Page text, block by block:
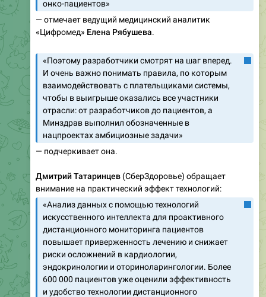
онко-пациентов»
— отмечает ведущий медицинский аналитик
«Цифромед» Елена Рябушева.
«Поэтому разработчики смотрят на шаг вперед.
И очень важно понимать правила, по которым
взаимодействовать с плательщиками системы,
чтобы в выигрыше оказались все участники
отрасли: от разработчиков до пациентов, а
Минздрав выполнил обозначенные в
нацпроектах амбициозные задачи»
— подчеркивает она.
Дмитрий Татаринцев (СберЗдоровье) обращает
внимание на практический эффект технологий:
«Анализ данных с помощью технологий
искусственного интеллекта для проактивного
дистанционного мониторинга пациентов
повышает приверженность лечению и снижает
риски осложнений в кардиологии,
эндокринологии и оториноларингологии. Более
600 000 пациентов уже оценили эффективность
и удобство технологии дистанционного